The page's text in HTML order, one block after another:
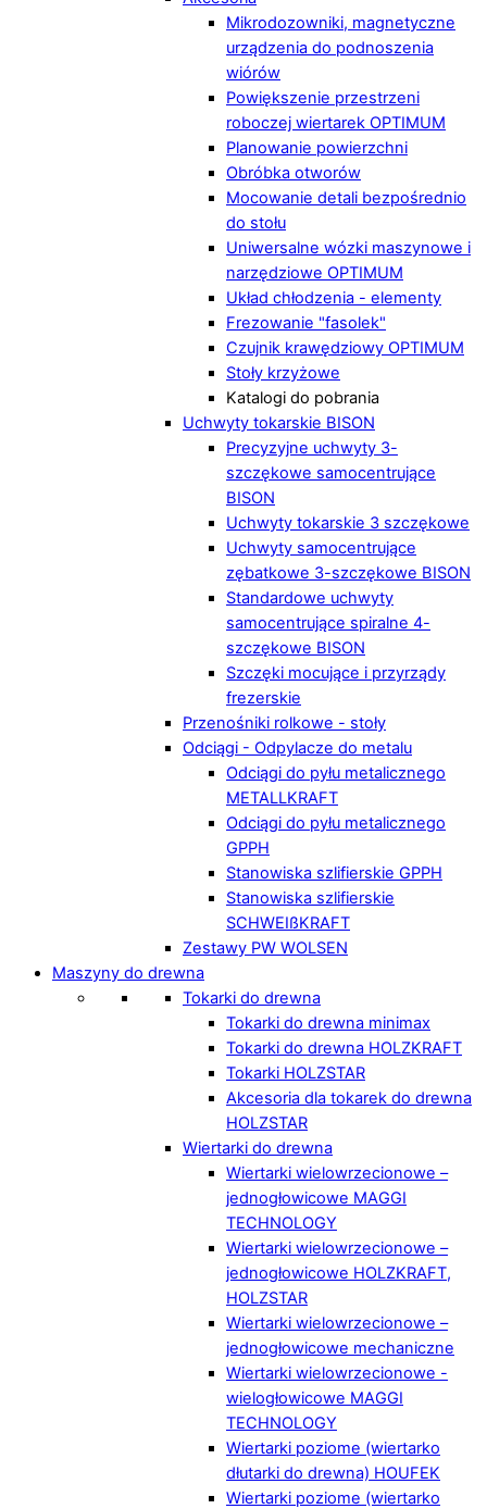
Mikrodozowniki, magnetyczne
urządzenia do podnoszenia
wiórów
Powiększenie przestrzeni
roboczej wiertarek OPTIMUM
Planowanie powierzchni
Obróbka otworów
Mocowanie detali bezpośrednio
do stołu
Uniwersalne wózki maszynowe i
narzędziowe OPTIMUM
Układ chłodzenia - elementy
Frezowanie "fasolek"
Czujnik krawędziowy OPTIMUM
Stoły krzyżowe
Katalogi do pobrania
Uchwyty tokarskie BISON
Precyzyjne uchwyty 3-
szczękowe samocentrujące
BISON
Uchwyty tokarskie 3 szczękowe
Uchwyty samocentrujące
zębatkowe 3-szczękowe BISON
Standardowe uchwyty
samocentrujące spiralne 4-
szczękowe BISON
Szczęki mocujące i przyrządy
frezerskie
Przenośniki rolkowe - stoły
Odciągi - Odpylacze do metalu
Odciągi do pyłu metalicznego
METALLKRAFT
Odciągi do pyłu metalicznego
GPPH
Stanowiska szlifierskie GPPH
Stanowiska szlifierskie
SCHWEIßKRAFT
Zestawy PW WOLSEN
Maszyny do drewna
Tokarki do drewna
Tokarki do drewna minimax
Tokarki do drewna HOLZKRAFT
Tokarki HOLZSTAR
Akcesoria dla tokarek do drewna
HOLZSTAR
Wiertarki do drewna
Wiertarki wielowrzecionowe –
jednogłowicowe MAGGI
TECHNOLOGY
Wiertarki wielowrzecionowe –
jednogłowicowe HOLZKRAFT,
HOLZSTAR
Wiertarki wielowrzecionowe –
jednogłowicowe mechaniczne
Wiertarki wielowrzecionowe -
wielogłowicowe MAGGI
TECHNOLOGY
Wiertarki poziome (wiertarko
dłutarki do drewna) HOUFEK
Wiertarki poziome (wiertarko